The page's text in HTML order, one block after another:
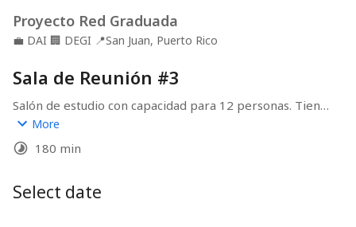
Proyecto Red Graduada
💼 DAI 🏢 DEGI 📍San Juan, Puerto Rico
Sala de Reunión #3
Salón de estudio con capacidad para 12 personas. Tiene
pizarra interactiva, equipo de proyección y conexión a
internet (wifi/ethernet).
787-764-0000 ext. 86780. De no presentarse en en 15
More
180 min
Select date